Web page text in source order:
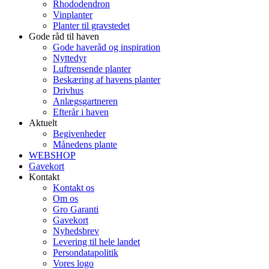
Rhododendron
Vinplanter
Planter til gravstedet
Gode råd til haven
Gode haveråd og inspiration
Nyttedyr
Luftrensende planter
Beskæring af havens planter
Drivhus
Anlægsgartneren
Efterår i haven
Aktuelt
Begivenheder
Månedens plante
WEBSHOP
Gavekort
Kontakt
Kontakt os
Om os
Gro Garanti
Gavekort
Nyhedsbrev
Levering til hele landet
Persondatapolitik
Vores logo